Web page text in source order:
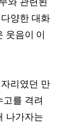
양한 대화
웃음이 이
리였던 만
고를 격려
나가자는